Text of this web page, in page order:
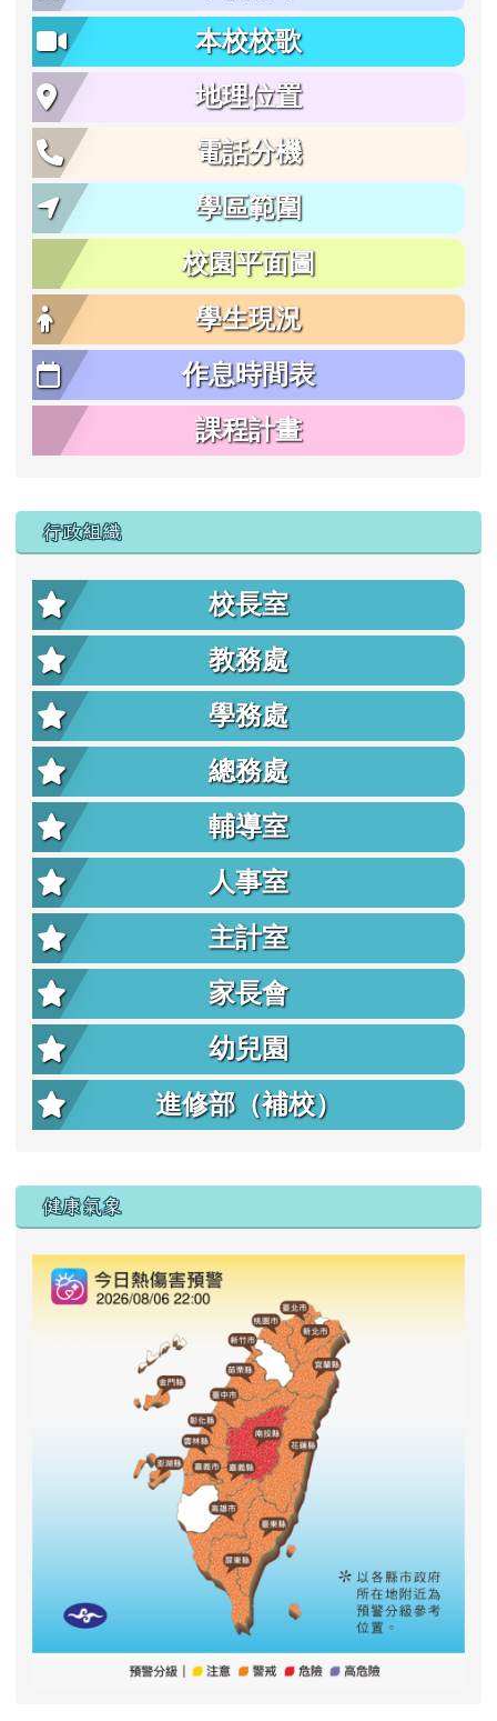
本校校歌
地理位置
電話分機
學區範圍
校園平面圖
學生現況
作息時間表
課程計畫
行政組織
校長室
教務處
學務處
總務處
輔導室
人事室
主計室
家長會
幼兒園
進修部（補校）
右邊區域內容
健康氣象